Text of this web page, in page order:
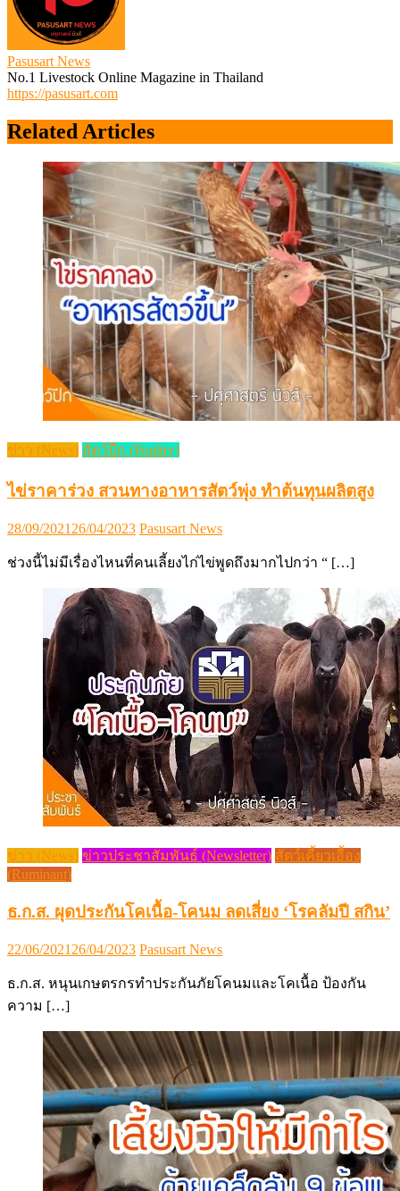
Pasusart News
No.1 Livestock Online Magazine in Thailand
https://pasusart.com
Related Articles
ข่าว (News) สัตว์ปีก (Poultry)
ไข่ราคาร่วง สวนทางอาหารสัตว์พุ่ง ทำต้นทุนผลิตสูง
Posted
28/09/2021 26/04/2023 Author
Pasusart News
ช่วงนี้ไม่มีเรื่องไหนที่คนเลี้ยงไก่ไข่พูดถึงมากไปกว่า “ […]
ข่าว (News) ข่าวประชาสัมพันธ์ (Newsletter) สัตว์เคี้ยวเอื้อง
(Ruminant)
ธ.ก.ส. ผุดประกันโคเนื้อ-โคนม ลดเสี่ยง ‘โรคลัมปี สกิน’
Posted
22/06/2021 26/04/2023 Author
Pasusart News
ธ.ก.ส. หนุนเกษตรกรทำประกันภัยโคนมและโคเนื้อ ป้องกัน
ความ […]